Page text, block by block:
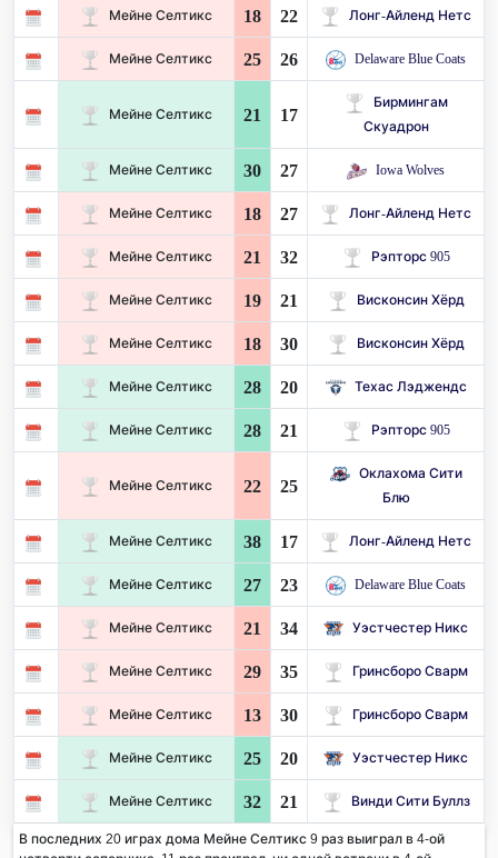
Мейне Селтикс 18 22 Лонг-Айленд Нетс
Мейне Селтикс 25 26 Delaware Blue Coats
Мейне Селтикс 21 17
Бирмингам
Скуадрон
Мейне Селтикс 30 27 Iowa Wolves
Мейне Селтикс 18 27 Лонг-Айленд Нетс
Мейне Селтикс 21 32 Рэпторс 905
Мейне Селтикс 19 21 Висконсин Хёрд
Мейне Селтикс 18 30 Висконсин Хёрд
Мейне Селтикс 28 20 Техас Лэджендс
Мейне Селтикс 28 21 Рэпторс 905
Мейне Селтикс 22 25
Оклахома Сити
Блю
Мейне Селтикс 38 17 Лонг-Айленд Нетс
Мейне Селтикс 27 23 Delaware Blue Coats
Мейне Селтикс 21 34 Уэстчестер Никс
Мейне Селтикс 29 35 Гринсборо Сварм
Мейне Селтикс 13 30 Гринсборо Сварм
Мейне Селтикс 25 20 Уэстчестер Никс
Мейне Селтикс 32 21 Винди Сити Буллз
В последних 20 играх дома Мейне Селтикс 9 раз выиграл в 4-ой